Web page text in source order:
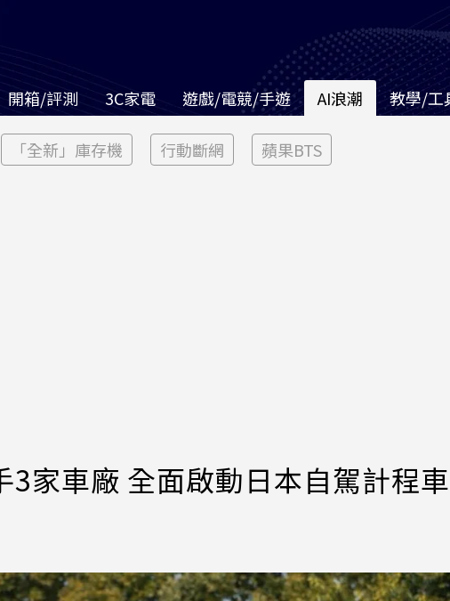
開箱/評測 3C家電 遊戲/電競/手遊 AI浪潮 教學/工
「全新」庫存機 行動斷網 蘋果BTS
家車廠 全面啟動日本自駕計程